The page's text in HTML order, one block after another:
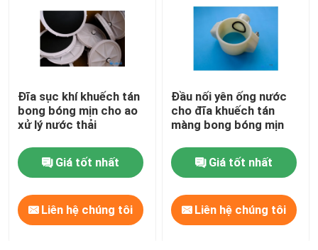
Trang chủ
Đĩa sục khí khuếch tán
bong bóng mịn cho ao
xử lý nước thải
Giá tốt nhất
Liên hệ chúng tôi
Đầu nối yên ống nước
cho đĩa khuếch tán
màng bong bóng mịn
Giá tốt nhất
Liên hệ chúng tôi